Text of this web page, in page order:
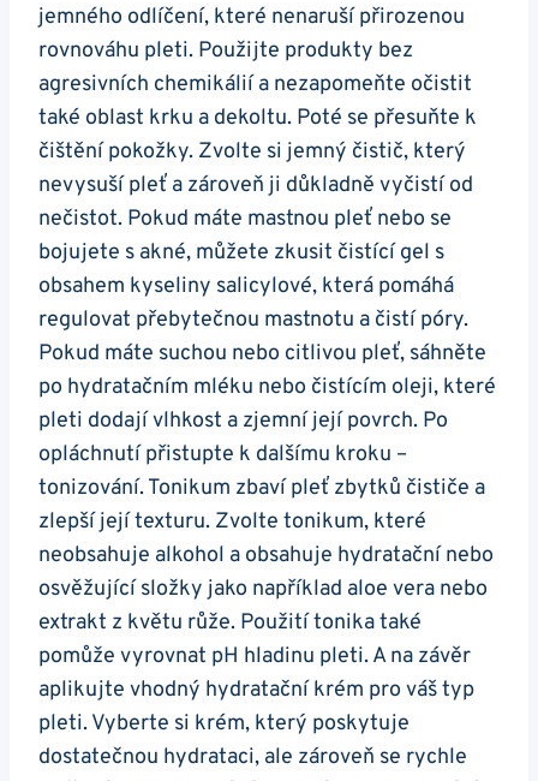
jemného ⁢odlíčení, ‌které nenaruší přirozenou
rovnováhu pleti. ⁤Použijte‍ produkty bez
agresivních⁣ chemikálií a nezapomeňte očistit
‌také oblast krku a dekoltu. Poté se‌ přesuňte k
čištění pokožky. Zvolte ‍si ⁢jemný čistič, který
nevysuší⁤ pleť⁢ a zároveň ji důkladně vyčistí ⁢od
nečistot. Pokud máte mastnou pleť ⁢nebo se⁣
bojujete s akné, můžete ⁢zkusit ‌čistící⁢ gel s
obsahem kyseliny ‍salicylové, která pomáhá
regulovat přebytečnou mastnotu a čistí póry.
Pokud máte⁤ suchou nebo ‌citlivou ​pleť, sáhněte⁢
po hydratačním⁢ mléku⁣ nebo čistícím oleji, které
pleti dodají vlhkost a zjemní její povrch. ⁢Po
‍opláchnutí přistupte k dalšímu kroku –
tonizování.‍ Tonikum zbaví pleť zbytků čističe‌ a
zlepší její texturu. Zvolte⁤ tonikum, které
neobsahuje ‍alkohol a ‌obsahuje hydratační ‍nebo
osvěžující ⁤složky jako například aloe vera nebo
extrakt z květu růže.‌ Použití tonika také
pomůže vyrovnat pH hladinu pleti. A na ‌závěr
aplikujte vhodný​ hydratační krém​ pro váš⁤ typ
pleti. Vyberte si krém, který⁢ poskytuje
‍dostatečnou ‍hydrataci, ale ⁢zároveň‌ se rychle